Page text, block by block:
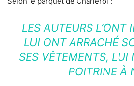
LES AUTEURS L’ONT
LUI ONT ARRACHÉ
SES VÊTEMENTS, LUI
POITRINE À